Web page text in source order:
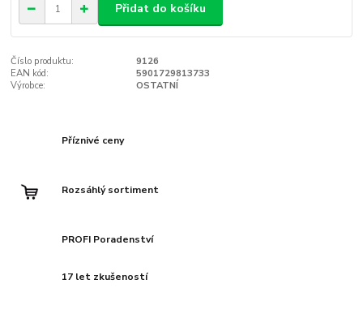
Přidat do košíku
Číslo produktu:
9126
EAN kód:
5901729813733
Výrobce:
OSTATNÍ
Příznivé ceny
Rozsáhlý sortiment
PROFI Poradenství
17 let zkušeností